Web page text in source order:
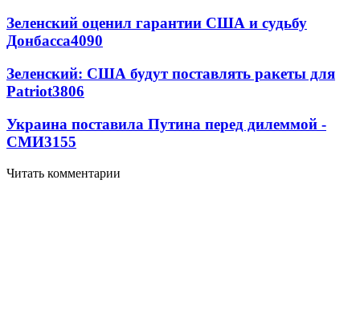
Зеленский оценил гарантии США и судьбу
Донбасса4090
Зеленский: США будут поставлять ракеты для
Patriot3806
Украина поставила Путина перед дилеммой -
СМИ3155
Читать комментарии